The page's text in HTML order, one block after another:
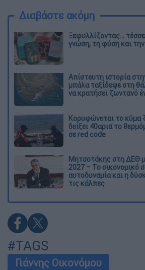
Διαβάστε ακόμη
Ξεφυλλίζοντας...
γνώση, τη φύση και
Απίστευτη ιστορία
μπάλα ταξίδεψε στη
να κρατήσει ζωντανό
Κορυφώνεται το κύμα
δείξει 40αρια το
σε red code
Μητσοτάκης στη ΔΕΘ
2027 – Το οικονομικό
αυτοδυναμία και η
τις κάλπες
#TAGS
Γιάννης Οικονόμου